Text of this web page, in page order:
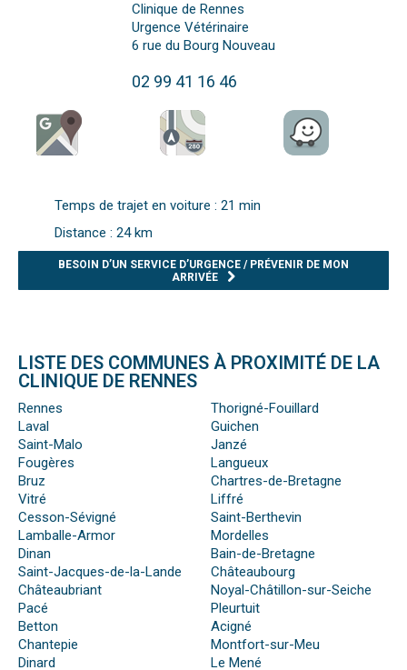
Clinique de Rennes
Urgence Vétérinaire
6 rue du Bourg Nouveau
02 99 41 16 46
Temps de trajet en voiture : 21 min
Distance : 24 km
BESOIN D’UN SERVICE D’URGENCE / PRÉVENIR DE MON
ARRIVÉE
LISTE DES COMMUNES À PROXIMITÉ DE LA
CLINIQUE DE RENNES
Rennes
Laval
Saint-Malo
Fougères
Bruz
Vitré
Cesson-Sévigné
Lamballe-Armor
Dinan
Saint-Jacques-de-la-Lande
Châteaubriant
Pacé
Betton
Chantepie
Dinard
Thorigné-Fouillard
Guichen
Janzé
Langueux
Chartres-de-Bretagne
Liffré
Saint-Berthevin
Mordelles
Bain-de-Bretagne
Châteaubourg
Noyal-Châtillon-sur-Seiche
Pleurtuit
Acigné
Montfort-sur-Meu
Le Mené